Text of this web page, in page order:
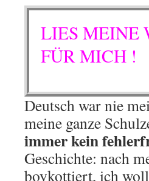
LIES MEINE
FÜR MICH !
Deutsch war nie
meine ganze
immer kein
Geschichte: nach
boykottiert, ich